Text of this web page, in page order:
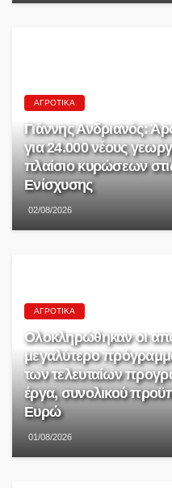
ΑΓΡΟΤΙΚΆ
Γιάννης Ανδριανός:
για 24.000 νέους
πλαίσιο κυρώσεων στις
Ενίσχυσης
02/08/2026
ΑΓΡΟΤΙΚΆ
Ολοκληρώθηκαν οι
μεγαλύτερο
των τελευταίων
έργα, συνολικού
Ευρώ
01/08/2026